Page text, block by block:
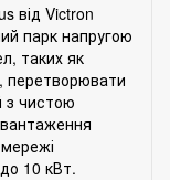
від Victron
парк напругою
таких як
перетворювати
з чистою
10 кВт.